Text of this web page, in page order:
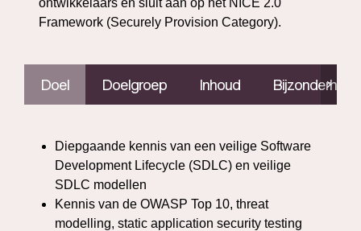
ontwikkelaars en sluit aan op het NICE 2.0
Framework (Securely Provision Category).
Doel Doelgroep Inhoud
Diepgaande kennis van een veilige Software
Development Lifecycle (SDLC) en veilige
SDLC modellen
Kennis van de OWASP Top 10, threat
modelling, static application security testing